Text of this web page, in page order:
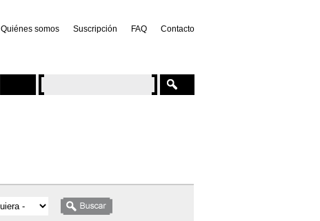
Quiénes somos Suscripción FAQ Contacto